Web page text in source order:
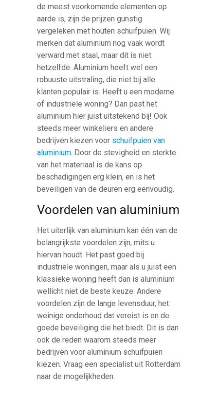
de meest voorkomende elementen op
aarde is, zijn de prijzen gunstig
vergeleken met houten schuifpuien. Wij
merken dat aluminium nog vaak wordt
verward met staal, maar dit is niet
hetzelfde. Aluminium heeft wel een
robuuste uitstraling, die niet bij alle
klanten populair is. Heeft u een moderne
of industriële woning? Dan past het
aluminium hier juist uitstekend bij! Ook
steeds meer winkeliers en andere
bedrijven kiezen voor schuifpuien van
aluminium. Door de stevigheid en sterkte
van het materiaal is de kans op
beschadigingen erg klein, en is het
beveiligen van de deuren erg eenvoudig.
Voordelen van aluminium
Het uiterlijk van aluminium kan één van de
belangrijkste voordelen zijn, mits u
hiervan houdt. Het past goed bij
industriële woningen, maar als u juist een
klassieke woning heeft dan is aluminium
wellicht niet de beste keuze. Andere
voordelen zijn de lange levensduur, het
weinige onderhoud dat vereist is en de
goede beveiliging die het biedt. Dit is dan
ook de reden waarom steeds meer
bedrijven voor aluminium schuifpuien
kiezen. Vraag een specialist uit Rotterdam
naar de mogelijkheden.